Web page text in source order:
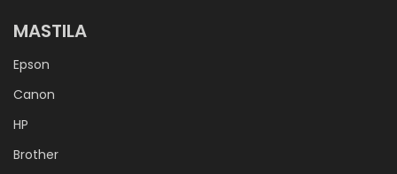
MASTILA
Epson
Canon
HP
Brother